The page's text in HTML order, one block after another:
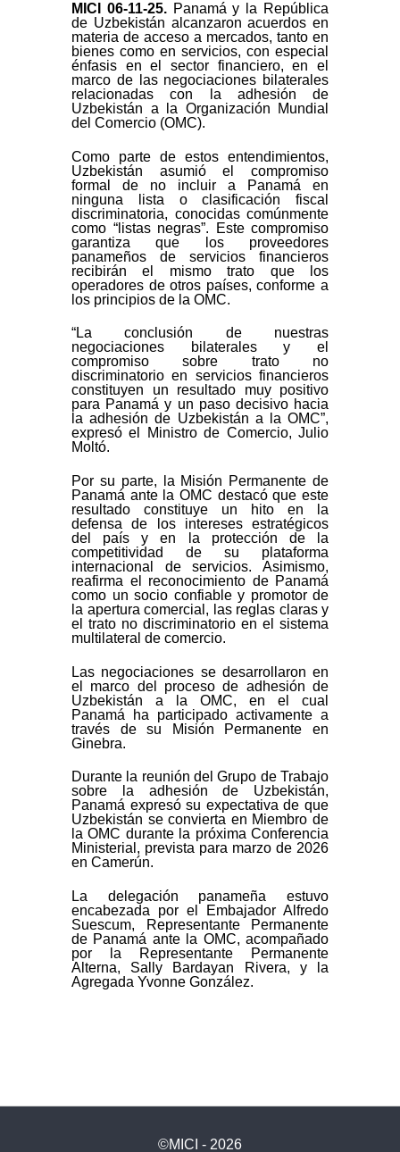
MICI 06-11-25. Panamá y la República
de Uzbekistán alcanzaron acuerdos en
materia de acceso a mercados, tanto en
bienes como en servicios, con especial
énfasis en el sector financiero, en el
marco de las negociaciones bilaterales
relacionadas con la adhesión de
Uzbekistán a la Organización Mundial
del Comercio (OMC).
Como parte de estos entendimientos,
Uzbekistán asumió el compromiso
formal de no incluir a Panamá en
ninguna lista o clasificación fiscal
discriminatoria, conocidas comúnmente
como “listas negras”. Este compromiso
garantiza que los proveedores
panameños de servicios financieros
recibirán el mismo trato que los
operadores de otros países, conforme a
los principios de la OMC.
“La conclusión de nuestras
negociaciones bilaterales y el
compromiso sobre trato no
discriminatorio en servicios financieros
constituyen un resultado muy positivo
para Panamá y un paso decisivo hacia
la adhesión de Uzbekistán a la OMC”,
expresó el Ministro de Comercio, Julio
Moltó.
Por su parte, la Misión Permanente de
Panamá ante la OMC destacó que este
resultado constituye un hito en la
defensa de los intereses estratégicos
del país y en la protección de la
competitividad de su plataforma
internacional de servicios. Asimismo,
reafirma el reconocimiento de Panamá
como un socio confiable y promotor de
la apertura comercial, las reglas claras y
el trato no discriminatorio en el sistema
multilateral de comercio.
Las negociaciones se desarrollaron en
el marco del proceso de adhesión de
Uzbekistán a la OMC, en el cual
Panamá ha participado activamente a
través de su Misión Permanente en
Ginebra.
Durante la reunión del Grupo de Trabajo
sobre la adhesión de Uzbekistán,
Panamá expresó su expectativa de que
Uzbekistán se convierta en Miembro de
la OMC durante la próxima Conferencia
Ministerial, prevista para marzo de 2026
en Camerún.
La delegación panameña estuvo
encabezada por el Embajador Alfredo
Suescum, Representante Permanente
de Panamá ante la OMC, acompañado
por la Representante Permanente
Alterna, Sally Bardayan Rivera, y la
Agregada Yvonne González.
©MICI - 2026